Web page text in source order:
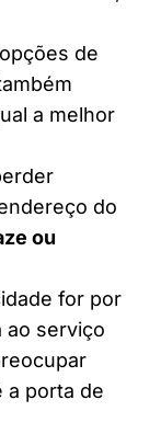
de
a melhor
do
ou
for por
ao serviço
a porta de